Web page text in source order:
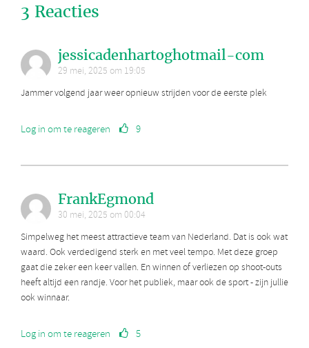
3 Reacties
jessicadenhartoghotmail-com
29 mei, 2025 om 19:05
Jammer volgend jaar weer opnieuw strijden voor de eerste plek
Log in om te reageren 9
FrankEgmond
30 mei, 2025 om 00:04
Simpelweg het meest attractieve team van Nederland. Dat is ook wat
waard. Ook verdedigend sterk en met veel tempo. Met deze groep
gaat die zeker een keer vallen. En winnen of verliezen op shoot-outs
heeft altijd een randje. Voor het publiek, maar ook de sport - zijn jullie
ook winnaar.
Log in om te reageren 5